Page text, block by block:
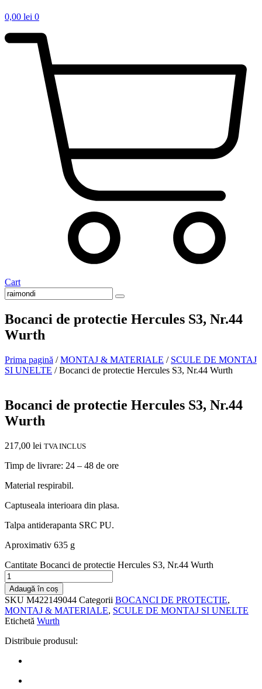
0,00 lei 0
Cart
Bocanci de protectie Hercules S3, Nr.44
Wurth
Prima pagină /MONTAJ & MATERIALE / SCULE DE MONTAJ
SI UNELTE / Bocanci de protectie Hercules S3, Nr.44 Wurth
In stoc
Bocanci de protectie Hercules S3, Nr.44
Wurth
217,00 lei TVA INCLUS
Timp de livrare: 24 – 48 de ore
Material respirabil.
Captuseala interioara din plasa.
Talpa antiderapanta SRC PU.
Aproximativ 635 g
Cantitate Bocanci de protectie Hercules S3, Nr.44 Wurth
Adaugă în coș
SKU M422149044 Categorii BOCANCI DE PROTECTIE,
MONTAJ & MATERIALE, SCULE DE MONTAJ SI UNELTE
Etichetă Wurth
Distribuie produsul: